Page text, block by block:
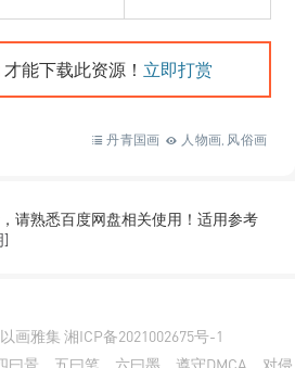
才能下载此资源！ 立即打赏
人物画, 风俗画
丹青国画
请熟悉百度网盘相关使用！适用参考
]
以画雅集 湘ICP备2021002675号-1